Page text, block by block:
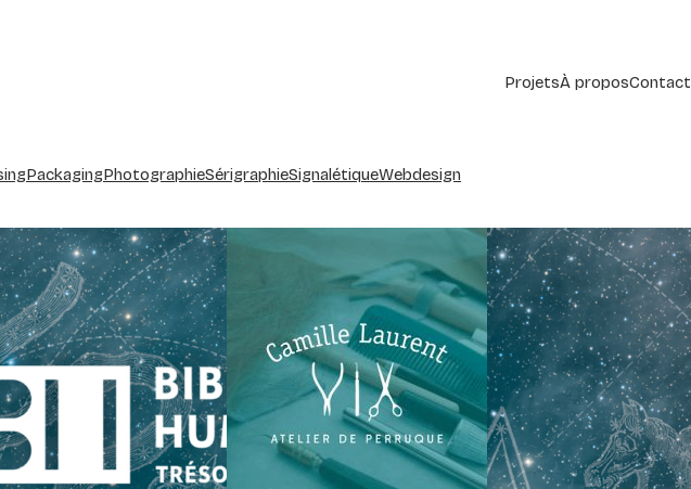
ProjetsÀ proposContact
PackagingPhotographieSérigraphieSignalétiqueWebdesign